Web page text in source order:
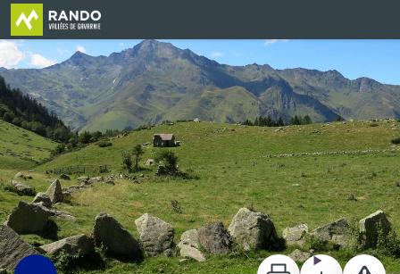
Le tour du Plateau du Lisey
ImprimerTéléchargerSignaler